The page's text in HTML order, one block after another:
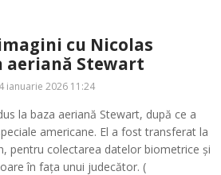
cu Nicolas
aeriană Stewart
4 ianuarie 2026 11:24
la baza aeriană Stewart, după ce a
americane. El a fost transferat la
pentru colectarea datelor biometrice și
în fața unui judecător. (